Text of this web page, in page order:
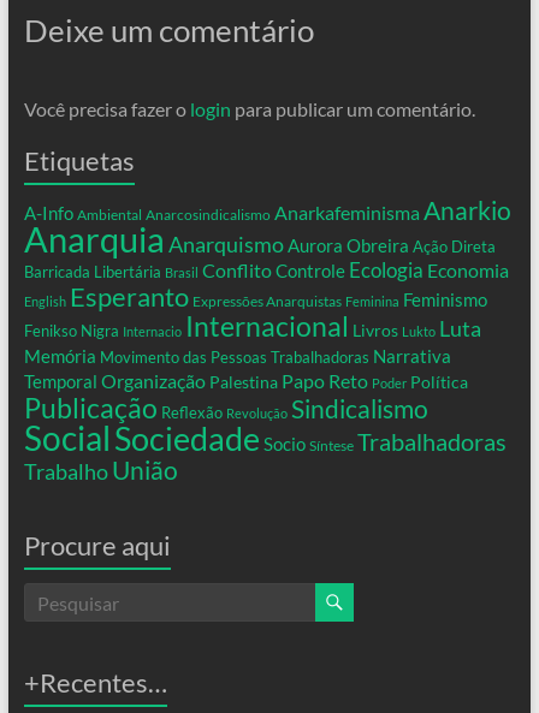
Deixe um comentário
Você precisa fazer o login para publicar um comentário.
Etiquetas
A-Info Ambiental Anarcosindicalismo Anarkafeminisma Anarkio
Anarquia AnarquismoAurora Obreira Ação Direta
Barricada Libertária Brasil ConflitoControle Ecologia Economia
English Esperanto Expressões Anarquistas Feminina Feminismo
Fenikso Nigra Internacio Internacional Livros Lukto Luta
Memória Movimento das Pessoas Trabalhadoras Narrativa
Temporal Organização Palestina Papo Reto Poder Política
Publicação Reflexão Revolução Sindicalismo
SocialSociedade Socio Síntese Trabalhadoras
Trabalho União
Procure aqui
+Recentes…